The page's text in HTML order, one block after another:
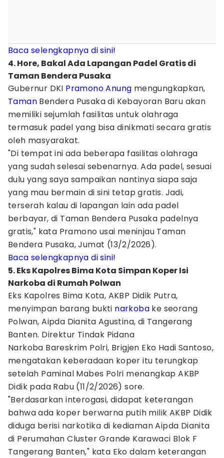
Baca selengkapnya di sini!
4. Hore, Bakal Ada Lapangan Padel Gratis di
Taman Bendera Pusaka
Gubernur DKI Pramono Anung mengungkapkan,
Taman Bendera Pusaka di Kebayoran Baru akan
memiliki sejumlah fasilitas untuk olahraga
termasuk padel yang bisa dinikmati secara gratis
oleh masyarakat.
"Di tempat ini ada beberapa fasilitas olahraga
yang sudah selesai sebenarnya. Ada padel, sesuai
dulu yang saya sampaikan nantinya siapa saja
yang mau bermain di sini tetap gratis. Jadi,
terserah kalau di lapangan lain ada padel
berbayar, di Taman Bendera Pusaka padelnya
gratis," kata Pramono usai meninjau Taman
Bendera Pusaka, Jumat (13/2/2026).
Baca selengkapnya di sini!
5. Eks Kapolres Bima Kota Simpan Koper Isi
Narkoba di Rumah Polwan
Eks Kapolres Bima Kota, AKBP Didik Putra,
menyimpan barang bukti narkoba ke seorang
Polwan, Aipda Dianita Agustina, di Tangerang
Banten. Direktur Tindak Pidana
Narkoba Bareskrim Polri, Brigjen Eko Hadi Santoso,
mengatakan keberadaan koper itu terungkap
setelah Paminal Mabes Polri menangkap AKBP
Didik pada Rabu (11/2/2026) sore.
"Berdasarkan interogasi, didapat keterangan
bahwa ada koper berwarna putih milik AKBP Didik
diduga berisi narkotika di kediaman Aipda Dianita
di Perumahan Cluster Grande Karawaci Blok F
Tangerang Banten," kata Eko dalam keterangan